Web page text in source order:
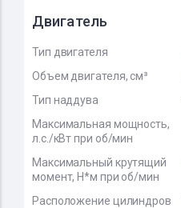
Двигатель
Тип двигателя
Объем двигателя, см³
Тип наддува
Максимальная мощность,
л.с./кВт при об/мин
Максимальный крутящий
момент, Н*м при об/мин
Расположение цилиндров